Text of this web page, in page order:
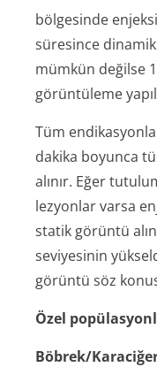
bölgesinde
süresince
mümkün değilse
görüntüleme
Tüm
dakika boyunca
alınır. Eğer
lezyonlar varsa
statik görüntü
seviyesinin
görüntü söz
Özel
Böbrek/